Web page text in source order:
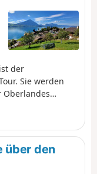
der
Sie werden
des Sees.
von
hübsche Dorf
auf den See
oder das
über den